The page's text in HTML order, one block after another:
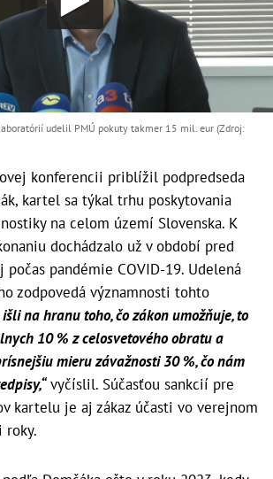
udelil PMÚ pokuty takmer 15 mil. eur (Zdroj:
konferencii priblížil podpredseda
kartel sa týkal trhu poskytovania
na celom území Slovenska. K
dochádzalo už v období pred
počas pandémie COVID-19. Udelená
zodpovedá významnosti tohto
na hranu toho, čo zákon umožňuje, to
10 % z celosvetového obratu a
mieru závažnosti 30 %, čo nám
vyčíslil. Súčasťou sankcií pre
kartelu je aj zákaz účasti vo verejnom
roky.